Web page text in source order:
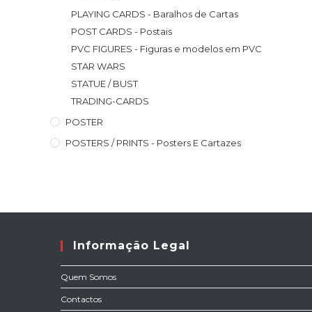
PLAYING CARDS - Baralhos de Cartas
POST CARDS - Postais
PVC FIGURES - Figuras e modelos em PVC
STAR WARS
STATUE / BUST
TRADING-CARDS
POSTER
POSTERS / PRINTS - Posters E Cartazes
Informação Legal
Quem Somos
Contactos